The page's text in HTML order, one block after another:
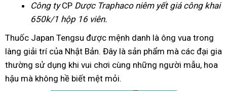
Công tyCP Dược Traphaconiêm yết giá công khai
650k/1 hộp 16 viên.
Thuốc Japan Tengsu được mệnh danh là ông vua trong
làng giải trí của Nhật Bản. Đây là sản phẩm mà các đại gia
thường sử dụng khi vui chơi cùng những người mẫu, hoa
hậu mà không hề biết mệt mỏi.